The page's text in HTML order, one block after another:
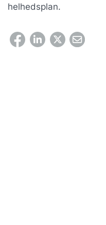
helhedsplan.